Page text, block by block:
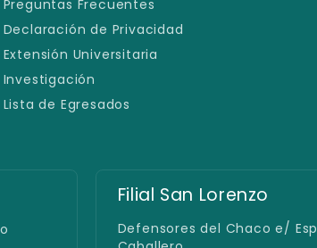
Preguntas Frecuentes
Declaración de Privacidad
Extensión Universitaria
Investigación
Lista de Egresados
Sede 25 de Mayo
25 de Mayo 658 y Antequera